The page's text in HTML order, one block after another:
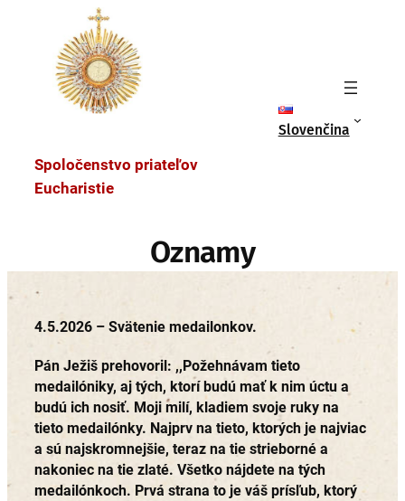
Spoločenstvo priateľov
Eucharistie
Slovenčina
Oznamy
4.5.2026 – Svätenie medailonkov.
Pán Ježiš prehovoril: ,,Požehnávam tieto
medailóniky, aj tých, ktorí budú mať k nim úctu a
budú ich nosiť. Moji milí, kladiem svoje ruky na
tieto medailónky. Najprv na tieto, ktorých je najviac
a sú najskromnejšie, teraz na tie strieborné a
nakoniec na tie zlaté. Všetko nájdete na tých
medailónkoch. Prvá strana to je váš prísľub, ktorý